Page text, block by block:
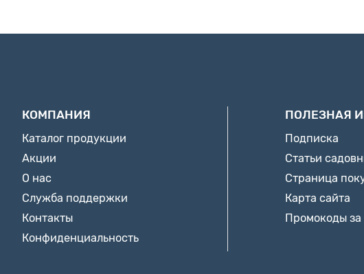
КОМПАНИЯ
Каталог продукции
Акции
О нас
Служба поддержки
Контакты
Конфиденциальность
ПОЛЕЗНАЯ
Подписка
Статьи
Страница
Карта сайта
Промокоды за